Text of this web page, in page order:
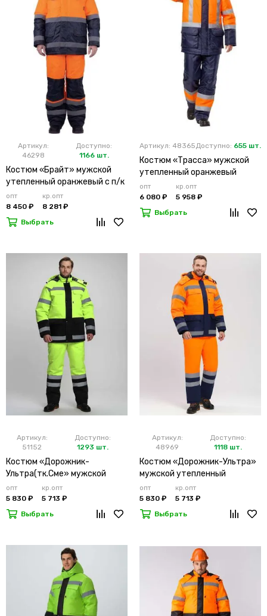
Артикул:
46298
Доступно:
1166 шт.
Костюм «Брайт» мужской
утепленный оранжевый с п/к
опт
8 450 ₽
кр.опт
8 281 ₽
Выбрать
Артикул: 48365Доступно: 655 шт.
Костюм «Трасса» мужской
утепленный оранжевый
опт
6 080 ₽
кр.опт
5 958 ₽
Выбрать
Артикул:
51152
Доступно:
1293 шт.
Костюм «Дорожник-
Ультра(тк.Сме» мужской
утепленный лимонный
опт
5 830 ₽
кр.опт
5 713 ₽
Выбрать
Артикул:
48969
Доступно:
1118 шт.
Костюм «Дорожник-Ультра»
мужской утепленный
оранжевый
опт
5 830 ₽
кр.опт
5 713 ₽
Выбрать